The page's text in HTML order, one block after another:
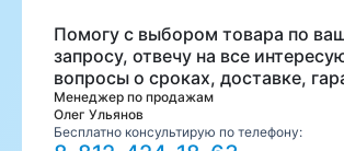
Помогу с выбором товара по
запросу, отвечу на все
вопросы о сроках, доставке,
Менеджер по продажам
Олег Ульянов
Бесплатно консультирую по телефону: